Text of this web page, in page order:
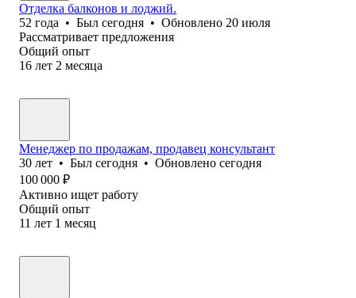
Отделка балконов и лоджий.
52 года • Был сегодня • Обновлено 20 июля
Рассматривает предложения
Общий опыт
16 лет 2 месяца
Менеджер по продажам, продавец консультант
30 лет • Был сегодня • Обновлено сегодня
100 000 ₽
Активно ищет работу
Общий опыт
11 лет 1 месяц